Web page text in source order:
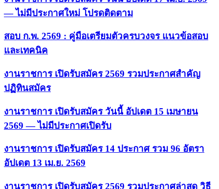
— ไม่มีประกาศใหม่ โปรดติดตาม
สอบ ก.พ. 2569 : คู่มือเตรียมตัวครบวงจร แนวข้อสอบ
และเทคนิค
งานราชการ เปิดรับสมัคร 2569 รวมประกาศสำคัญ
ปฏิทินสมัคร
งานราชการ เปิดรับสมัคร วันนี้ อัปเดต 15 เมษายน
2569 — ไม่มีประกาศเปิดรับ
งานราชการ เปิดรับสมัคร 14 ประกาศ รวม 96 อัตรา
อัปเดต 13 เม.ย. 2569
งานราชการ เปิดรับสมัคร 2569 รวมประกาศล่าสุด วิธี